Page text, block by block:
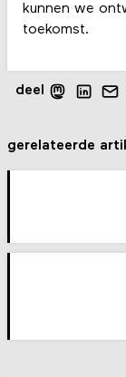
kunnen we
toekomst.
deel
gerelateerde